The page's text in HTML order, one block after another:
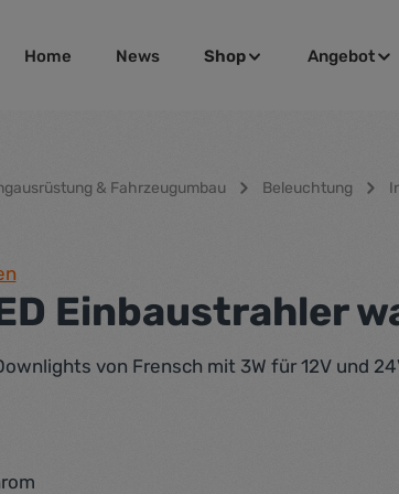
Home News Shop Angebot
& Fahrzeugumbau Beleuchtung
von 0 von 5 Sternen
Einbaustrahler
von Frensch mit 3W für 12V und